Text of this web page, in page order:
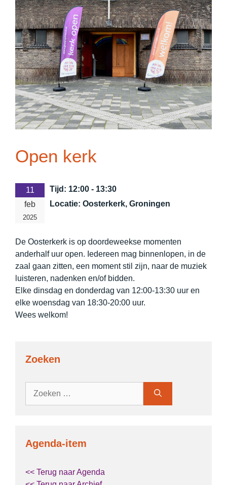
Open kerk
11
feb
2025
Tijd: 12:00 - 13:30
Locatie: Oosterkerk, Groningen
De Oosterkerk is op doordeweekse momenten
anderhalf uur open. Iedereen mag binnenlopen, in de
zaal gaan zitten, een moment stil zijn, naar de muziek
luisteren, nadenken en/of bidden.
Elke dinsdag en donderdag van 12:00-13:30 uur en
elke woensdag van 18:30-20:00 uur.
Wees welkom!
Zoeken
Agenda-item
<< Terug naar Agenda